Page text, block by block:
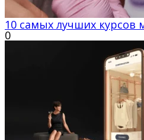
10 самых лучших курсов
0